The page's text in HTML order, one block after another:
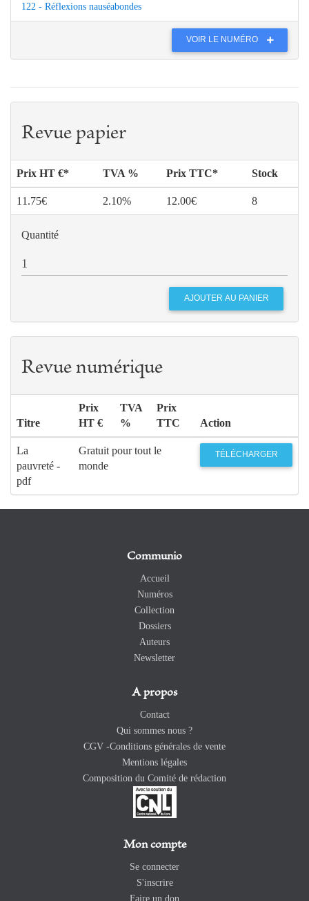
122 - Réflexions nauséabondes
VOIR LE NUMÉRO
Revue papier
Prix HT €* TVA % Prix TTC* Stock
11.75€ 2.10% 12.00€ 8
Quantité
Revue numérique
Titre
Prix
HT €
TVA
%
Prix
TTC
Action
La
pauvreté -
pdf
Gratuit pour tout le
monde
TÉLÉCHARGER
Communio
Accueil
Numéros
Collection
Dossiers
Auteurs
Newsletter
A propos
Contact
Qui sommes nous ?
CGV -Conditions générales de vente
Mentions légales
Composition du Comité de rédaction
Mon compte
Se connecter
S'inscrire
Faire un don